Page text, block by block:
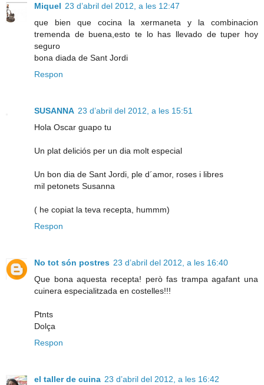
Miquel 23 d’abril del 2012, a les 12:47
que bien que cocina la xermaneta y la combinacion
tremenda de buena,esto te lo has llevado de tuper hoy
seguro
bona diada de Sant Jordi
Respon
SUSANNA 23 d’abril del 2012, a les 15:51
Hola Oscar guapo tu
Un plat deliciós per un dia molt especial
Un bon dia de Sant Jordi, ple d´amor, roses i libres
mil petonets Susanna
( he copiat la teva recepta, hummm)
Respon
No tot són postres 23 d’abril del 2012, a les 16:40
Que bona aquesta recepta! però fas trampa agafant una
cuinera especialitzada en costelles!!!
Ptnts
Dolça
Respon
el taller de cuina 23 d’abril del 2012, a les 16:42